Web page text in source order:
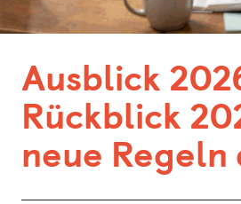
Kaiserslautern
München
Nürnberg
Ausblick
Rückblick
neue Regeln